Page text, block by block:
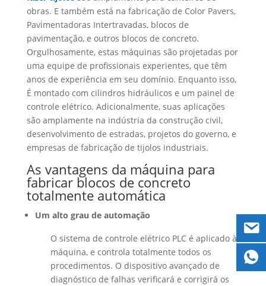
obras. E também está na fabricação de Color Pavers,
Pavimentadoras Intertravadas, blocos de
pavimentação, e outros blocos de concreto.
Orgulhosamente, estas máquinas são projetadas por
uma equipe de profissionais experientes, que têm
anos de experiência em seu domínio. Enquanto isso,
É montado com cilindros hidráulicos e um painel de
controle elétrico. Adicionalmente, suas aplicações
são amplamente na indústria da construção civil,
desenvolvimento de estradas, projetos do governo, e
empresas de fabricação de tijolos industriais.
As vantagens da máquina para
fabricar blocos de concreto
totalmente automática
Um alto grau de automação
O sistema de controle elétrico PLC é aplicado à
máquina, e controla totalmente todos os
procedimentos. O dispositivo avançado de
diagnóstico de falhas verificará e corrigirá os